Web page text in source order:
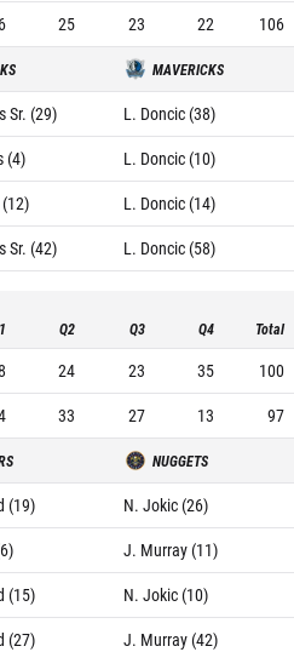
25 23 22 106
MAVERICKS
Sr. (29)
L. Doncic (38)
(4)
L. Doncic (10)
L. Doncic (14)
Sr. (42) L. Doncic (58)
Q2 Q3 Q4 Total
24 23 35
100
33 27 13 97
NUGGETS
(19)
N. Jokic (26)
J. Murray (11)
(15)
N. Jokic (10)
(27) J. Murray (42)